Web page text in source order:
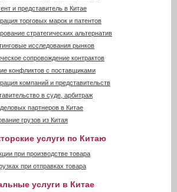
и представитель в Китае
торговых марок и патентов
стратегических альтернатив
исследования рынков
сопровождение контрактов
конфликтов с поставщиками
компаний и представительств
в суде, арбитраж
партнеров в Китае
грузов из Китая
услуги по Китаю
при производстве товара
при отправках товара
услуги в Китае